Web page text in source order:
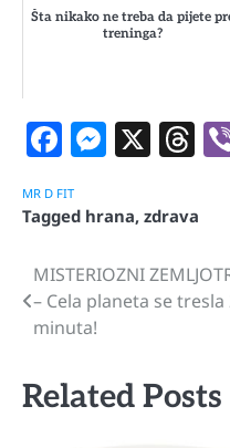
Šta nikako ne treba da pijete
treninga?
Facebook
X
MR D FIT
Tagged hrana, zdrava
Navigacija
članaka
MISTERIOZNI
– Cela planeta se tresla
minuta!
Related Posts